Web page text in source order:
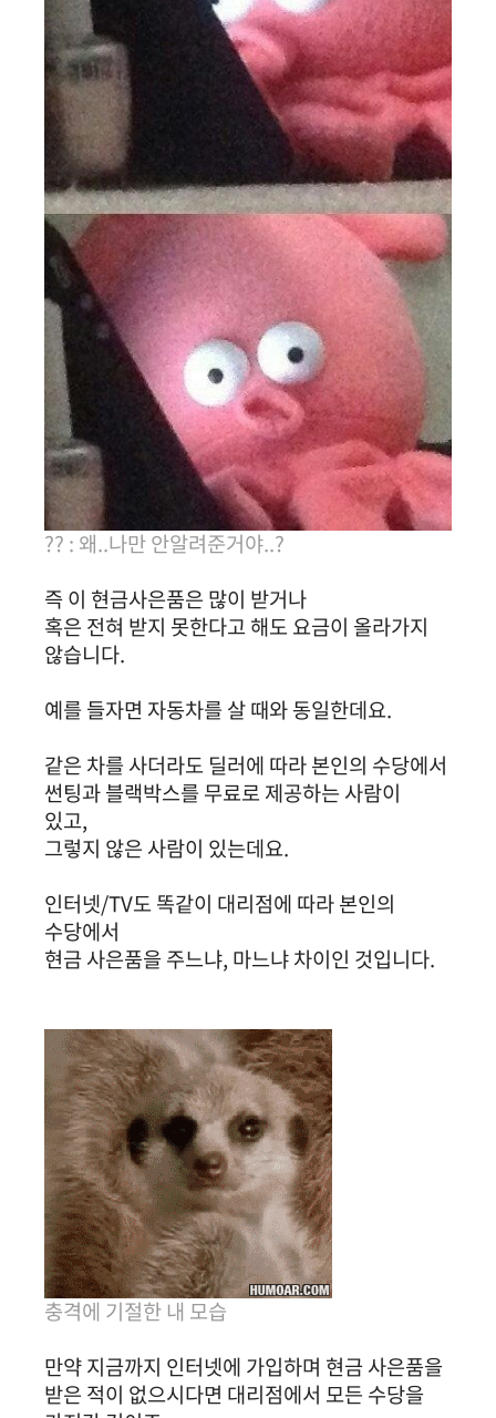
?? : 왜..나만 안알려준거야..?
즉 이 현금사은품은 많이 받거나
혹은 전혀 받지 못한다고 해도 요금이 올라가지
않습니다.
예를 들자면 자동차를 살 때와 동일한데요.
같은 차를 사더라도 딜러에 따라본인의 수당에서
썬팅과 블랙박스를 무료로 제공하는 사람이
있고,
그렇지 않은 사람이 있는데요.
인터넷/TV도 똑같이 대리점에 따라 본인의
수당에서
현금 사은품을 주느냐, 마느냐 차이인 것입니다.
충격에 기절한 내 모습
만약 지금까지 인터넷에 가입하며 현금 사은품을
받은 적이 없으시다면 대리점에서 모든 수당을